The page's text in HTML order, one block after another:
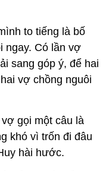
to tiếng là bố
ngay. Có lần vợ
sang góp ý, để hai
vợ chồng nguôi
gọi một câu là
khó vì trốn đi đâu
hài hước.